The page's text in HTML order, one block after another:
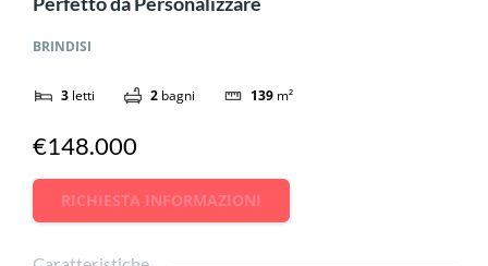
BRINDISI
3 letti 2 bagni 139 m²
€148.000
RICHIESTA INFORMAZIONI